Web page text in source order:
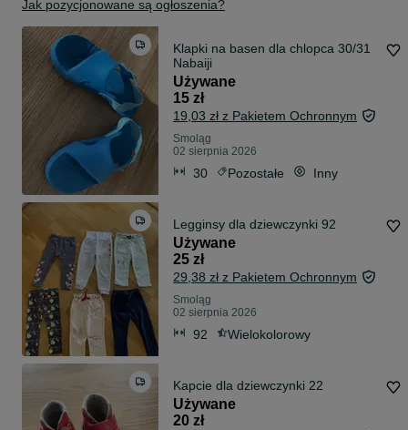
Jak pozycjonowane są ogłoszenia?
Klapki na basen dla chlopca 30/31
Nabaiji
Używane
15 zł
19,03 zł z Pakietem Ochronnym
Smoląg
02 sierpnia 2026
30 Pozostałe Inny
Legginsy dla dziewczynki 92
Używane
25 zł
29,38 zł z Pakietem Ochronnym
Smoląg
02 sierpnia 2026
92 Wielokolorowy
Kapcie dla dziewczynki 22
Używane
20 zł